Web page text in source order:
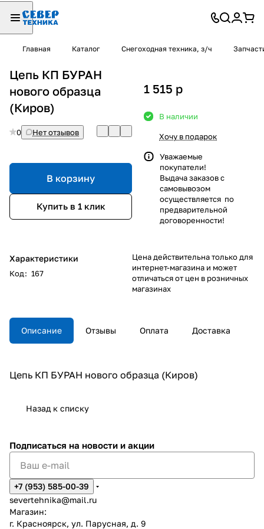
Главная Каталог Снегоходная техника, з/ч
Цепь КП БУРАН
нового образца
(Киров)
0 Нет отзывов
В корзину
Купить в 1 клик
Характеристики
Код: 167
1 515 p
В наличии
Хочу в подарок
Уважаемые
покупатели!
Выдача заказов с
самовывозом
осуществляется по
предварительной
договоренности!
Цена действительна только для
интернет-магазина и может
отличаться от цен в розничных
магазинах
Описание Отзывы Оплата Доставка
Цепь КП БУРАН нового образца (Киров)
Назад к списку
Подписаться на новости и акции
+7 (953) 585-00-39
severtehnika@mail.ru
Магазин:
г. Красноярск, ул. Парусная, д. 9